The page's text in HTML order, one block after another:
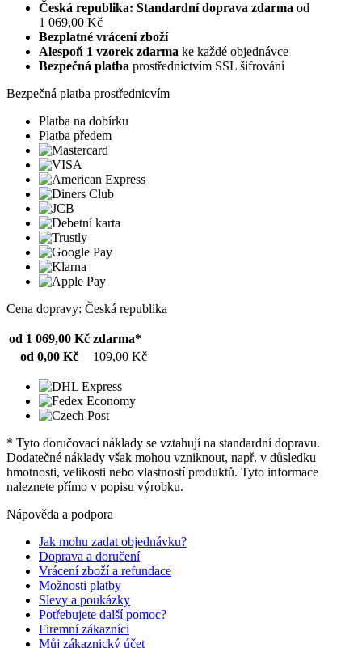
Česká republika: Standardní doprava zdarma od
1 069,00 Kč
Bezplatné vrácení zboží
Alespoň 1 vzorek zdarma ke každé objednávce
Bezpečná platba prostřednictvím SSL šifrování
Bezpečná platba prostřednicvím
Platba na dobírku
Platba předem
Cena dopravy: Česká republika
od 1 069,00 Kč zdarma*
od 0,00 Kč
109,00 Kč
* Tyto doručovací náklady se vztahují na standardní dopravu.
Dodatečné náklady však mohou vzniknout, např. v důsledku
hmotnosti, velikosti nebo vlastností produktů. Tyto informace
naleznete přímo v popisu výrobku.
Nápověda a podpora
Jak mohu zadat objednávku?
Doprava a doručení
Vrácení zboží a refundace
Možnosti platby
Slevy a poukázky
Potřebujete další pomoc?
Firemní zákazníci
Můj zákaznický účet